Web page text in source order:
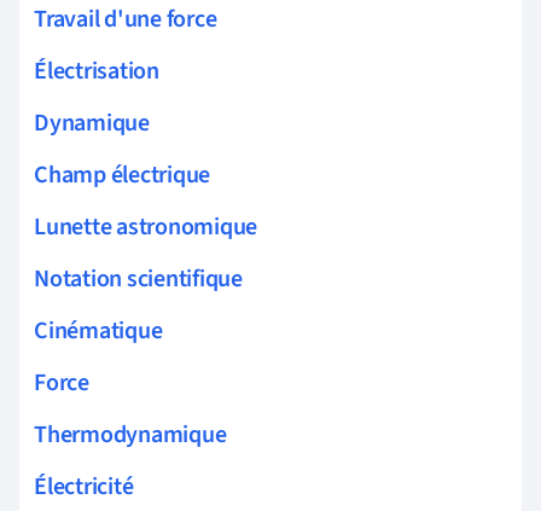
Travail d'une force
Électrisation
Dynamique
Champ électrique
Lunette astronomique
Notation scientifique
Cinématique
Force
Thermodynamique
Électricité